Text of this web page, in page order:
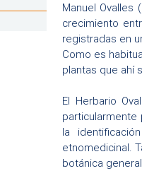
Manuel Ovalles
crecimiento
registradas en
Como es
plantas que ahí
El Herbario
la
etnomedicinal.
botánica